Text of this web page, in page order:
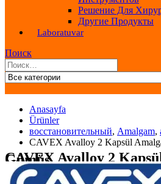
Решение Для
Другие Продукты
Laboratuvar
Поиск
Anasayfa
Ürünler
восстановительный, Amalgam,
CAVEX Avalloy 2 Kapsül
CAVEX Avalloy 2
Gümüş